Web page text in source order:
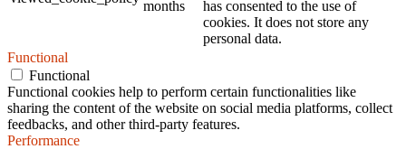
months
has consented to the use of
cookies. It does not store any
personal data.
Functional
Functional
Functional cookies help to perform certain functionalities like
sharing the content of the website on social media platforms, collect
feedbacks, and other third-party features.
Performance